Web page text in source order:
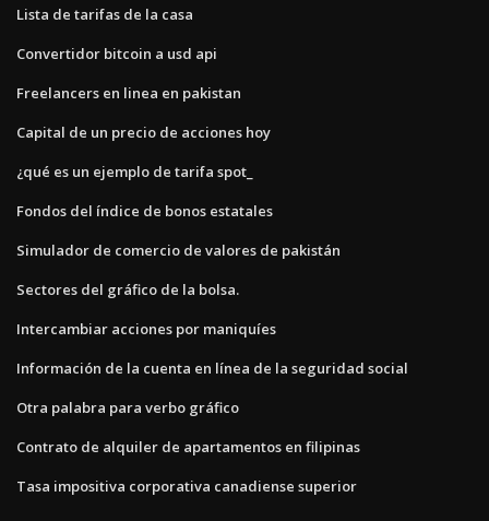
Lista de tarifas de la casa
Convertidor bitcoin a usd api
Freelancers en linea en pakistan
Capital de un precio de acciones hoy
¿qué es un ejemplo de tarifa spot_
Fondos del índice de bonos estatales
Simulador de comercio de valores de pakistán
Sectores del gráfico de la bolsa.
Intercambiar acciones por maniquíes
Información de la cuenta en línea de la seguridad social
Otra palabra para verbo gráfico
Contrato de alquiler de apartamentos en filipinas
Tasa impositiva corporativa canadiense superior